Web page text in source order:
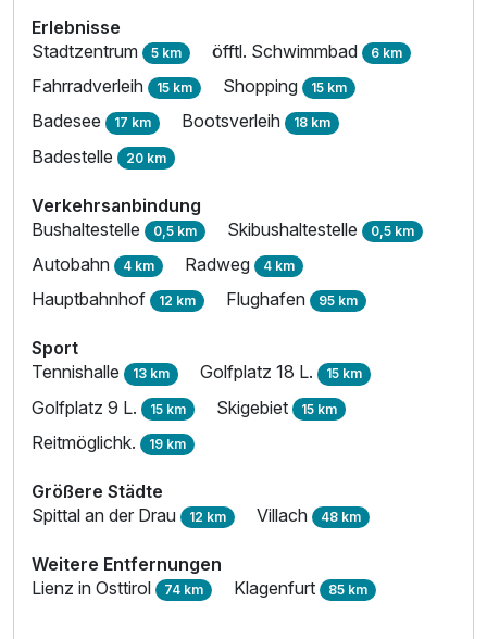
Erlebnisse
Stadtzentrum 5 km öfftl. Schwimmbad 6 km
Fahrradverleih 15 km Shopping 15 km
Badesee 17 km Bootsverleih 18 km
Badestelle 20 km
Verkehrsanbindung
Bushaltestelle 0,5 km Skibushaltestelle 0,5 km
Autobahn 4 km Radweg 4 km
Hauptbahnhof 12 km Flughafen 95 km
Sport
Tennishalle 13 km Golfplatz 18 L. 15 km
Golfplatz 9 L. 15 km Skigebiet 15 km
Reitmöglichk. 19 km
Größere Städte
Spittal an der Drau 12 km Villach 48 km
Weitere Entfernungen
Lienz in Osttirol 74 km Klagenfurt 85 km